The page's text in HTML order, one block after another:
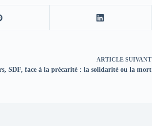
ARTICLESUIVANT
SDF, face à la précarité : la solidarité ou la mort